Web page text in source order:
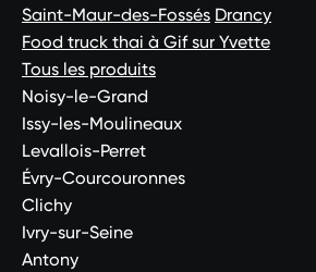
Saint-Maur-des-Fossés Drancy
Food truck thai à Gif sur Yvette
Tous les produits
Noisy-le-Grand
Issy-les-Moulineaux
Levallois-Perret
Évry-Courcouronnes
Clichy
Ivry-sur-Seine
Antony